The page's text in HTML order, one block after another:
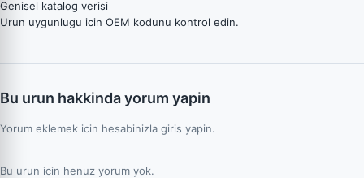
Genisel katalog verisi
Urun uygunlugu icin OEM kodunu kontrol edin.
Bu urun hakkinda yorum yapin
Yorum eklemek icin hesabinizla giris yapin.
Bu urun icin henuz yorum yok.